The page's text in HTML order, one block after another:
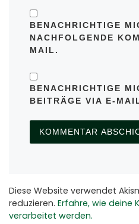
BENACHRICHTIGE
NACHFOLGENDE
MAIL.
BENACHRICHTIGE
BEITRÄGE VIA E-
Diese Website verwendet
reduzieren. Erfahre, wie deine
verarbeitet werden.